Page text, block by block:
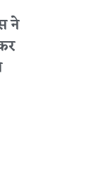
ने